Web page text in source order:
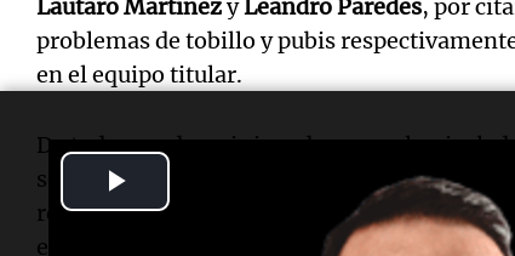
Lautaro MartínezyLeandro Paredes, por
problemas de tobillo y pubis
en el equipo titular.
De todos modos, si sirve de consuelo
selecciones han perdido soldados por el
recuperación a la cita máxima.
Lamine Yamal
emblemáticos, se perderán uno o dos